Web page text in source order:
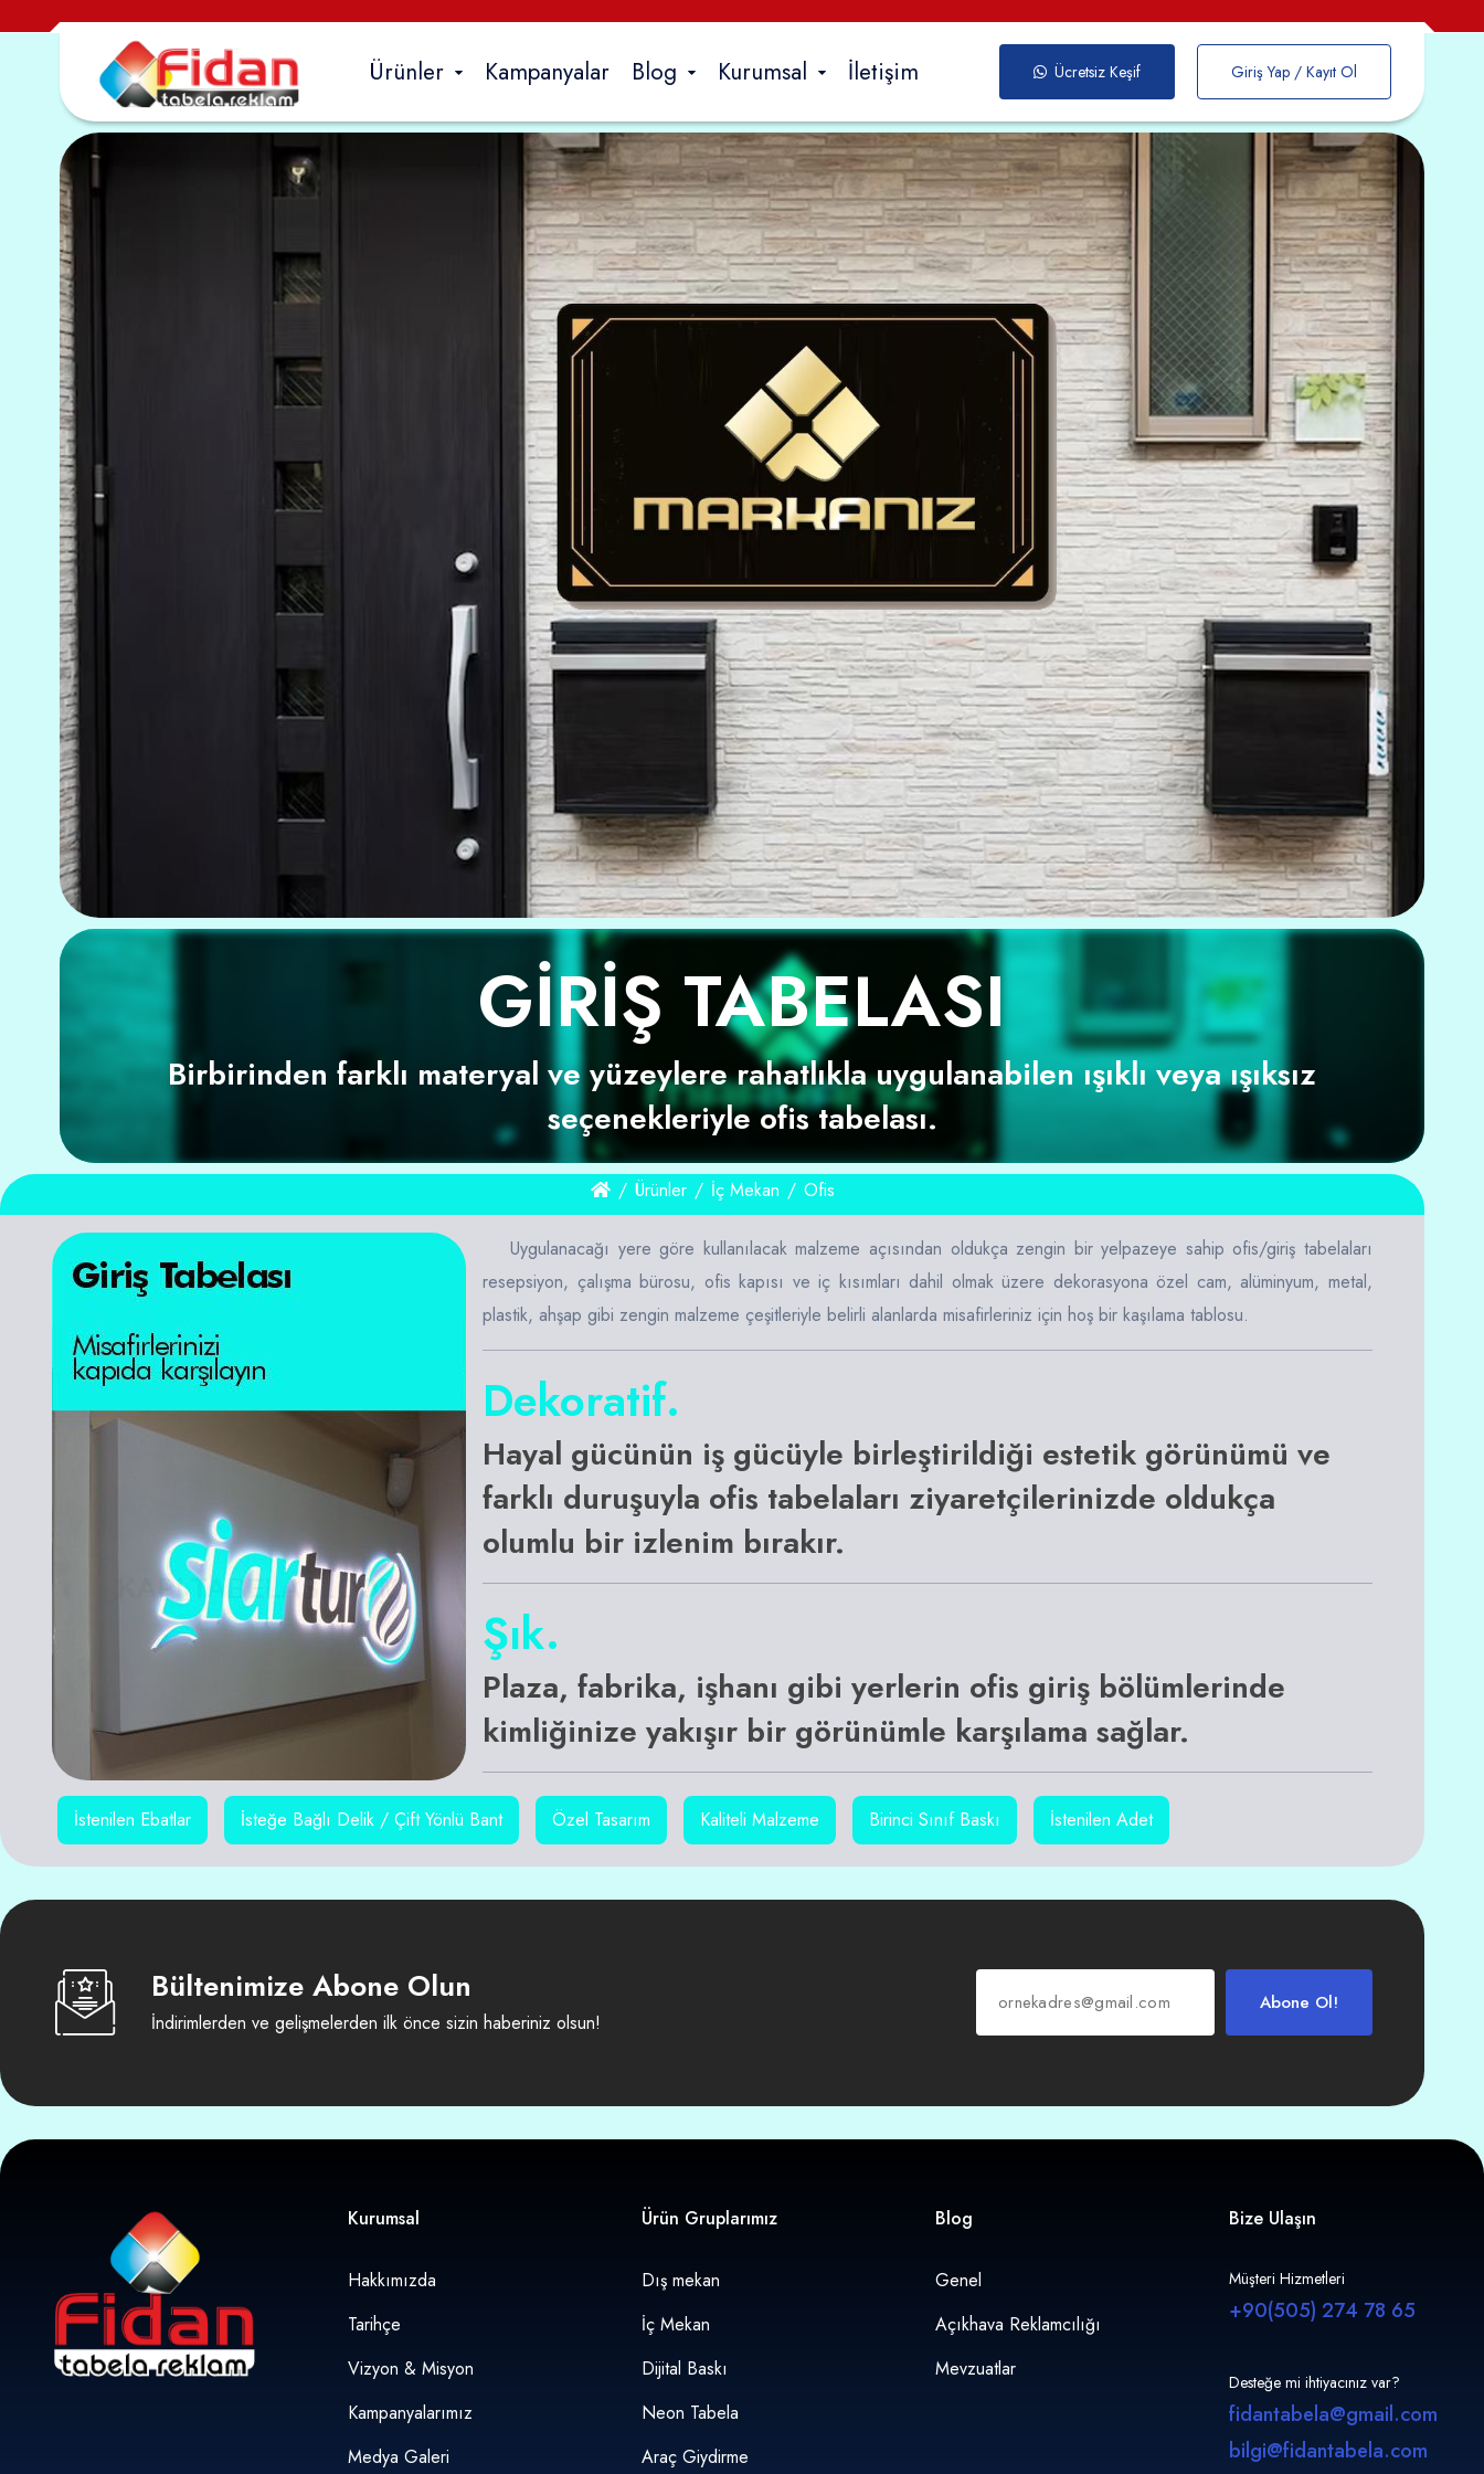
Ürünler
İç Mekan Dijital Baskı Neon Tabela Araç Giydirme Cephe Giydirme
Dijital Baskı
Branda Baskı
Folyo Baskı
Sticker / Etiket Baskı
Afiş Baskısı
Diğer
Flama & Bayrak
Metal Etiket
İhtiyacınıza Göre En
Uygun Olanı En İyi
Fiyatlarla
Tümünü Göster
Kampanyalar Blog Kurumsal İletişim Ücretsiz Keşif Giriş Yap / Kayıt Ol
GIRIŞ TABELASI
Birbirinden farklı materyal ve yüzeylere rahatlıkla uygulanabilen ışıklı veya ışıksız
seçenekleriyle ofis tabelası.
/ Ürünler / İç Mekan / Ofis
Uygulanacağı yere göre kullanılacak malzeme açısından oldukça zengin bir yelpazeye sahip ofis/giriş tabelaları
resepsiyon, çalışma bürosu, ofis kapısı ve iç kısımları dahil olmak üzere dekorasyona özel cam, alüminyum, metal,
plastik, ahşap gibi zengin malzeme çeşitleriyle belirli alanlarda misafirleriniz için hoş bir kaşılama tablosu.
Dekoratif.
Hayal gücünün iş gücüyle birleştirildiği estetik görünümü ve
farklı duruşuyla ofis tabelaları ziyaretçilerinizde oldukça
olumlu bir izlenim bırakır.
Şık.
Plaza, fabrika, işhanı gibi yerlerin ofis giriş bölümlerinde
kimliğinize yakışır bir görünümle karşılama sağlar.
İstenilen Ebatlar İsteğe Bağlı Delik / Çift Yönlü Bant Özel Tasarım Kaliteli Malzeme Birinci Sınıf Baskı İstenilen Adet
Bültenimize Abone Olun
İndirimlerden ve gelişmelerden ilk önce sizin haberiniz olsun!
Abone Ol!
Kurumsal
Hakkımızda
Tarihçe
Vizyon & Misyon
Kampanyalarımız
Medya Galeri
Ürün Gruplarımız
Dış mekan
İç Mekan
Dijital Baskı
Neon Tabela
Araç Giydirme
Blog
Genel
Açıkhava Reklamcılığı
Mevzuatlar
Bize Ulaşın
Müşteri Hizmetleri
+90(505) 274 78 65
Desteğe mi ihtiyacınız var?
fidantabela@gmail.com
bilgi@fidantabela.com